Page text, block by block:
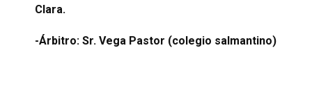
Clara.
-Árbitro: Sr. Vega Pastor (colegio salmantino)